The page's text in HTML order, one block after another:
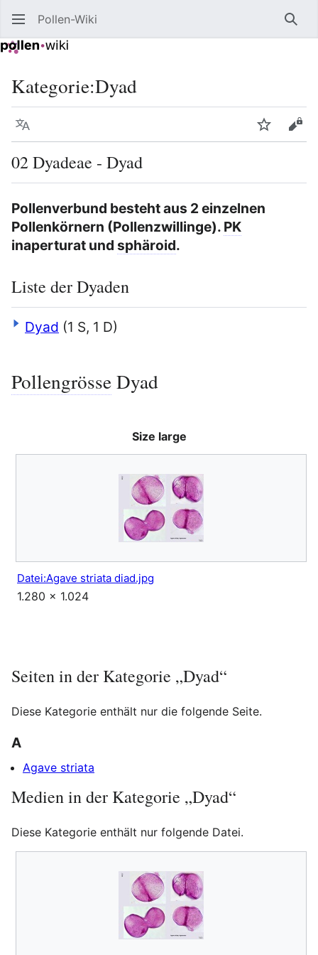
Pollen-Wiki
Kategorie:Dyad
Sprache
02 Dyadeae - Dyad
Pollenverbund besteht aus 2 einzelnen
Pollenkörnern (Pollenzwillinge). PK
inaperturat und sphäroid.
Liste der Dyaden
Dyad (1 S, 1 D)
PollengrösseDyad
Size large
Datei:Agave striata diad.jpg
1.280 × 1.024
Seiten in der Kategorie „Dyad“
Diese Kategorie enthält nur die folgende Seite.
A
Agave striata
Medien in der Kategorie „Dyad“
Diese Kategorie enthält nur folgende Datei.